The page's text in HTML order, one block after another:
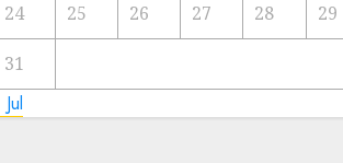
24 25 26 27 28 29
31